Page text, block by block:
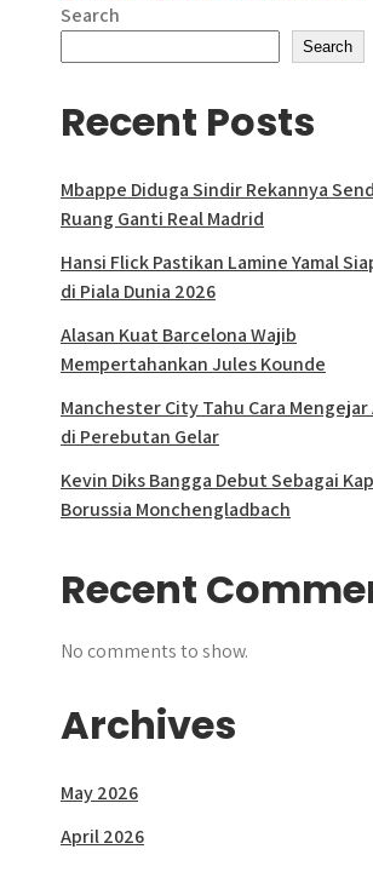
Search
Search
Recent Posts
Mbappe Diduga Sindir Rekannya
Ruang Ganti Real Madrid
Hansi Flick Pastikan Lamine Yamal
di Piala Dunia 2026
Alasan Kuat Barcelona Wajib
Mempertahankan Jules Kounde
Manchester City Tahu Cara
di Perebutan Gelar
Kevin Diks Bangga Debut Sebagai
Borussia Monchengladbach
Recent
No comments to show.
Archives
May 2026
April 2026